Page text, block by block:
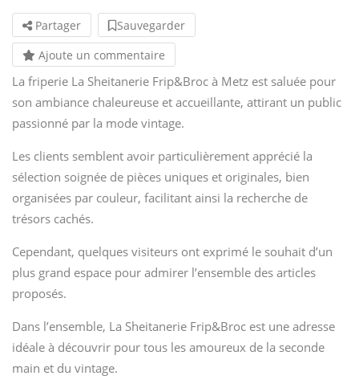
Partager
Sauvegarder
Ajoute un commentaire
La friperie La Sheitanerie Frip&Broc à Metz est saluée pour
son ambiance chaleureuse et accueillante, attirant un public
passionné par la mode vintage.
Les clients semblent avoir particulièrement apprécié la
sélection soignée de pièces uniques et originales, bien
organisées par couleur, facilitant ainsi la recherche de
trésors cachés.
Cependant, quelques visiteurs ont exprimé le souhait d’un
plus grand espace pour admirer l’ensemble des articles
proposés.
Dans l’ensemble, La Sheitanerie Frip&Broc est une adresse
idéale à découvrir pour tous les amoureux de la seconde
main et du vintage.